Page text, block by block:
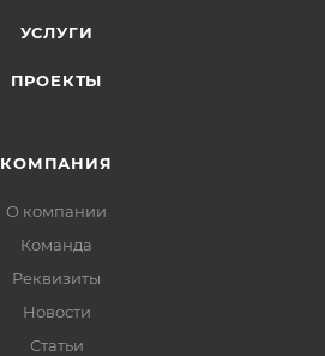
УСЛУГИ
ПРОЕКТЫ
КОМПАНИЯ
О компании
Команда
Реквизиты
Новости
Статьи